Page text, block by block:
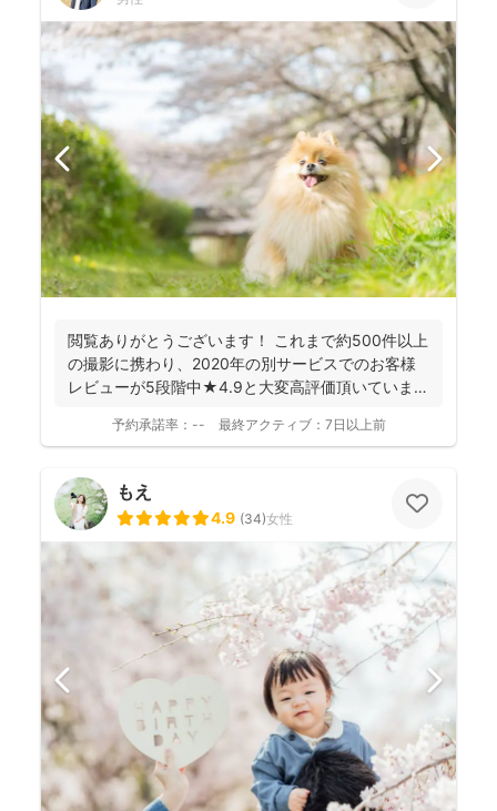
閲覧ありがとうございます！ これまで約500件以上
の撮影に携わり、2020年の別サービスでのお客様
レビューが5段階中★4.9と大変高評価頂いていま
予約承諾率： -- 最終アクティブ： 7日以上前
もえ
4.9 (34)女性